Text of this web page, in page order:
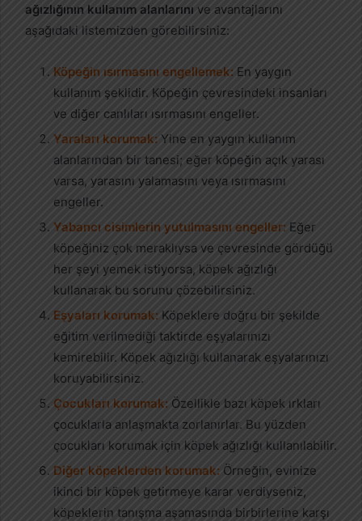
ağızlığının kullanım alanlarını ve avantajlarını
aşağıdaki listemizden görebilirsiniz:
Köpeğin ısırmasını engellemek: En yaygın
kullanım şeklidir. Köpeğin çevresindeki insanları
ve diğer canlıları ısırmasını engeller.
Yaraları korumak: Yine en yaygın kullanım
alanlarından bir tanesi; eğer köpeğin açık yarası
varsa, yarasını yalamasını veya ısırmasını
engeller.
Yabancı cisimlerin yutulmasını engeller: Eğer
köpeğiniz çok meraklıysa ve çevresinde gördüğü
her şeyi yemek istiyorsa, köpek ağızlığı
kullanarak bu sorunu çözebilirsiniz.
Eşyaları korumak: Köpeklere doğru bir şekilde
eğitim verilmediği taktirde eşyalarınızı
kemirebilir. Köpek ağızlığı kullanarak eşyalarınızı
koruyabilirsiniz.
Çocukları korumak: Özellikle bazı köpek ırkları
çocuklarla anlaşmakta zorlanırlar. Bu yüzden
çocukları korumak için köpek ağızlığı kullanılabilir.
Diğer köpeklerden korumak: Örneğin, evinize
ikinci bir köpek getirmeye karar verdiyseniz,
köpeklerin tanışma aşamasında birbirlerine karşı